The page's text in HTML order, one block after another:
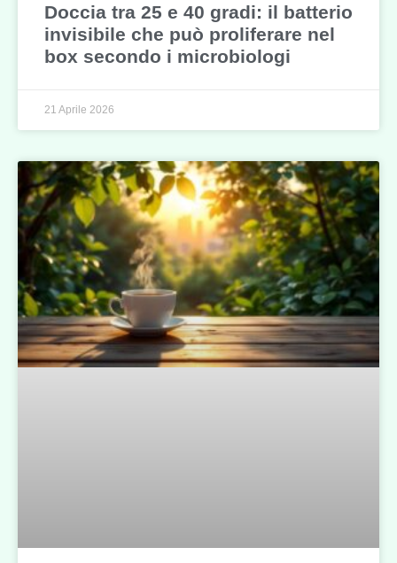
Doccia tra 25 e 40 gradi: il batterio
invisibile che può proliferare nel
box secondo i microbiologi
21 Aprile 2026